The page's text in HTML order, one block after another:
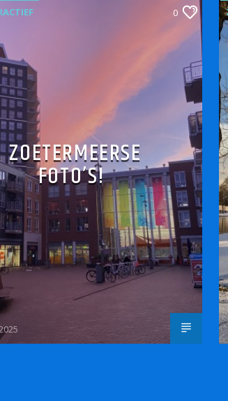
0
ZOETERMEERSE
FOTO’S!